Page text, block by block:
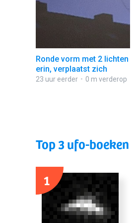
Ronde vorm met 2 lichten
erin, verplaatst zich
23 uur eerder 0 m verderop
Top 3 ufo-boeken
1